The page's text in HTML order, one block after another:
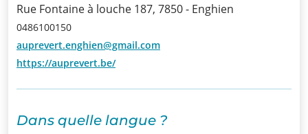
Contact
Rue Fontaine à louche 187, 7850 - Enghien
0486100150
auprevert.enghien@gmail.com
https://auprevert.be/
Dans quelle langue ?